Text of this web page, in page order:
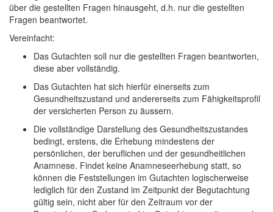
über die gestellten Fragen hinausgeht, d.h. nur die gestellten
Fragen beantwortet.
Vereinfacht:
Das Gutachten soll nur die gestellten Fragen beantworten,
diese aber vollständig.
Das Gutachten hat sich hierfür einerseits zum
Gesundheitszustand und andererseits zum Fähigkeitsprofil
der versicherten Person zu äussern.
Die vollständige Darstellung des Gesundheitszustandes
bedingt, erstens, die Erhebung mindestens der
persönlichen, der beruflichen und der gesundheitlichen
Anamnese. Findet keine Anamneseerhebung statt, so
können die Feststellungen im Gutachten logischerweise
lediglich für den Zustand im Zeitpunkt der Begutachtung
gültig sein, nicht aber für den Zeitraum vor der